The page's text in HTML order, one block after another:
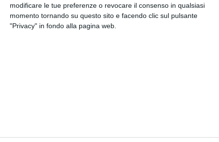
modificare le tue preferenze o revocare il consenso in qualsiasi
momento tornando su questo sito e facendo clic sul pulsante
"Privacy" in fondo alla pagina web.
Cartoline Religiose
Feste Cristiane